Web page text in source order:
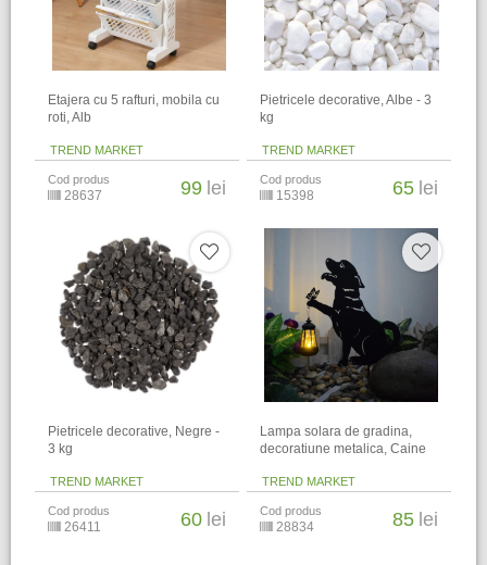
Etajera cu 5 rafturi, mobila cu
roti, Alb
TREND MARKET
Cod produs
28637 99 lei
Pietricele decorative, Albe - 3
kg
TREND MARKET
Cod produs
15398 65 lei
Pietricele decorative, Negre -
3 kg
TREND MARKET
Cod produs
26411 60 lei
Lampa solara de gradina,
decoratiune metalica, Caine
TREND MARKET
Cod produs
28834 85 lei